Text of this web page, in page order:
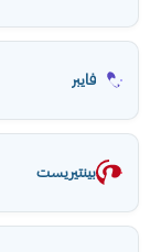
فايبر
بينتيريست